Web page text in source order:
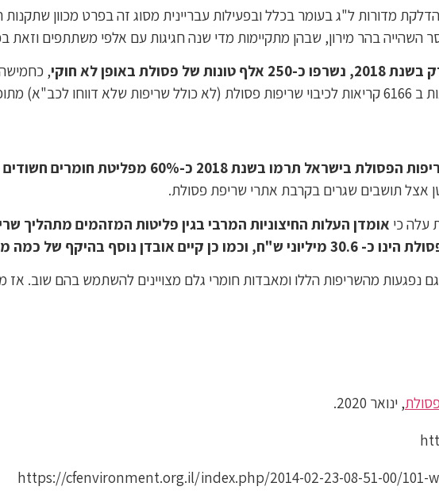
השהייה בהר מירון, שבהן מתקיימות מדי שנה חגיגות עם אלפי משתתפים וזאת
בשנת 2018, נשרפו כ-250 אלף טונות של פסולת באופן לא חוקי
,
במרכז.
הפסולת בישראל תרמו בשנת 2018 כ-60% מפליטת חומרים חשודים או מוכרים כמסרטנים לאוויר
אצל תושבים שגרים בקרבת אתרי שריפת פסולת.
ש"ח בגין הפסד הכנסות ממע"מ.
גם נפגעות מהשריפות הללו ומאבדות חומרי גלם מצויינים להשתמש בהם
, ינואר 2020.
https://cfenvironment.org.il/index.php/2014-02-23-08-51-00/